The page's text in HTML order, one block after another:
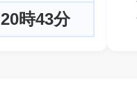
20時43分